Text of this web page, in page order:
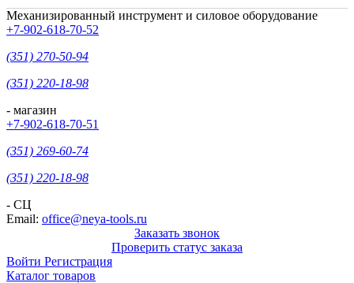
Механизированный инструмент и силовое оборудование
+7-902-618-70-52
(351) 270-50-94
(351) 220-18-98
- магазин
+7-902-618-70-51
(351) 269-60-74
(351) 220-18-98
- СЦ
Email: office@neya-tools.ru
Заказать звонок
Проверить статус заказа
Войти Регистрация
Каталог товаров